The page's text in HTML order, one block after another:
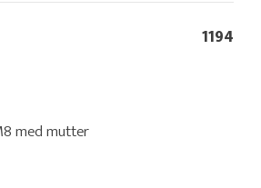
1194
med mutter